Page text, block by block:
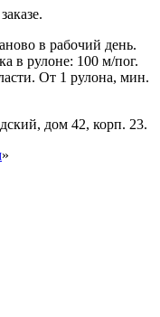
в рабочий день.
в рулоне: 100 м/пог.
От 1 рулона, мин.
дом 42, корп. 23.
»